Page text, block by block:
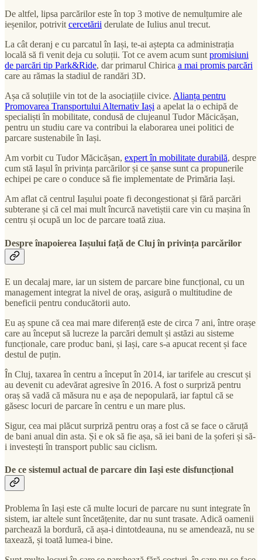
De altfel, lipsa parcărilor este în top 3 motive de nemulțumire ale
ieșenilor, potrivitcercetării derulate de Iulius anul trecut.
La cât deranj e cu parcatul în Iași, te-ai aștepta ca administrația
locală să fi venit deja cu soluții. Tot ce avem acum suntpromisiuni
de parcări tip Park&Ride, dar primarul Chirica a mai promis parcări
care au rămas la stadiul de randări 3D.
Așa că soluțiile vin tot de la asociațiile civice. Alianța pentru
Promovarea Transportului Alternativ Iași a apelat la o echipă de
specialiști în mobilitate, condusă de clujeanul Tudor Măcicășan,
pentru un studiu care va contribui la elaborarea unei politici de
parcare sustenabile în Iași.
Am vorbit cu Tudor Măcicășan, expert în mobilitate durabilă, despre
cum stă Iașul în privința parcărilor și ce șanse sunt ca propunerile
echipei pe care o conduce să fie implementate de Primăria Iași.
Am aflat că centrul Iașului poate fi decongestionat și fără parcări
subterane și că cel mai mult încurcă navetiștii care vin cu mașina în
centru și ocupă un loc de parcare toată ziua.
Despre înapoierea Iașului față de Cluj în privința parcărilor
E un decalaj mare, iar un sistem de parcare bine funcțional, cu un
management integrat la nivel de oraș, asigură o multitudine de
beneficii pentru conducătorii auto.
Eu aș spune că cea mai mare diferență este de circa 7 ani, între orașe
care au început să lucreze la parcări demult și astăzi au sisteme
funcționale, care produc bani, și Iași, care s-a apucat recent și face
destul de puțin.
În Cluj, taxarea în centru a început în 2014, iar tarifele au crescut și
au devenit cu adevărat agresive în 2016. A fost o surpriză pentru
oraș să vadă că măsura nu e așa de nepopulară, iar faptul că se
găsesc locuri de parcare în centru e un mare plus.
Sigur, cea mai plăcut surpriză pentru oraș a fost că se face o căruță
de bani anual din asta. Și e ok să fie așa, să iei bani de la șoferi și să-
i investești în transport public sau ciclism.
De ce sistemul actual de parcare din Iași este disfuncțional
Problema în Iași este că multe locuri de parcare nu sunt integrate în
sistem, iar altele sunt încetățenite, dar nu sunt trasate. Adică oamenii
parchează la bordură, că așa-i dintotdeauna, nu se amendează, nu se
taxează, și toată lumea-i bine.